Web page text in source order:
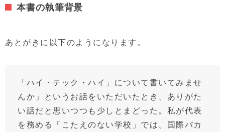
本書の執筆背景
あとがきに以下のようになります。
「ハイ・テック・ハイ」について書いてみませ
んか」というお話をいただいたとき、ありがた
い話だと思いつつも少しとまどった。私が代表
を務める「こたえのない学校」では、国際バカ